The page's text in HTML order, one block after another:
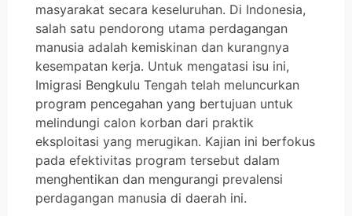
masyarakat secara keseluruhan. Di Indonesia,
salah satu pendorong utama perdagangan
manusia adalah kemiskinan dan kurangnya
kesempatan kerja. Untuk mengatasi isu ini,
Imigrasi Bengkulu Tengah telah meluncurkan
program pencegahan yang bertujuan untuk
melindungi calon korban dari praktik
eksploitasi yang merugikan. Kajian ini berfokus
pada efektivitas program tersebut dalam
menghentikan dan mengurangi prevalensi
perdagangan manusia di daerah ini.